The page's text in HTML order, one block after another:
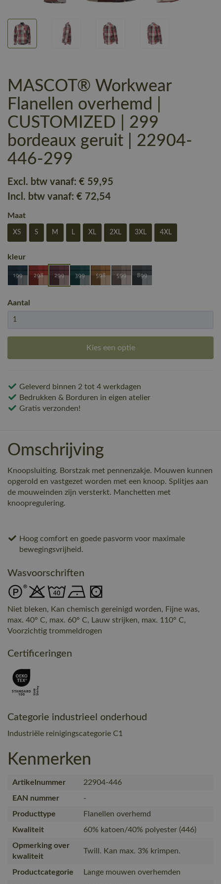
MASCOT® Workwear
Flanellen overhemd |
CUSTOMIZED | 299
bordeaux geruit | 22904-
446-299
Excl. btw vanaf: € 59,95
Incl. btw vanaf: € 72,54
Maat
XS S M L XL 2XL 3XL 4XL
kleur
Aantal
Kies een optie
Geleverd binnen 2 tot 4 werkdagen
Bedrukken & Borduren in eigen atelier
Gratis verzonden!
Omschrijving
Knoopsluiting. Borstzak met pennenzakje. Mouwen kunnen
opgerold en vastgezet worden met een knoop. Splitjes aan
de mouweinden zijn versterkt. Manchetten met
knoopregulering.
Hoog comfort en goede pasvorm voor maximale
bewegingsvrijheid.
Wasvoorschriften
Niet bleken, Kan chemisch gereinigd worden, Fijne was,
max. 40° C, max. 60° C, Lauw strijken, max. 110° C,
Voorzichtig trommeldrogen
Certificeringen
Categorie industrieel onderhoud
Industriële reinigingscategorie C1
Kenmerken
Artikelnummer
22904-446
EAN nummer
-
Producttype
Flanellen overhemd
Kwaliteit
60% katoen/40% polyester (446)
Opmerking over
kwaliteit
Twill. Kan max. 3% krimpen.
Productcategorie
Lange mouwen overhemden